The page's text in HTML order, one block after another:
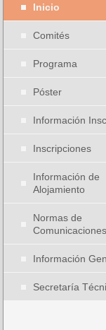
Inicio
Comités
Programa
Póster
Información
Inscripciones
Información de
Alojamiento
Normas de
Comunicaciones
Información
Secretaría